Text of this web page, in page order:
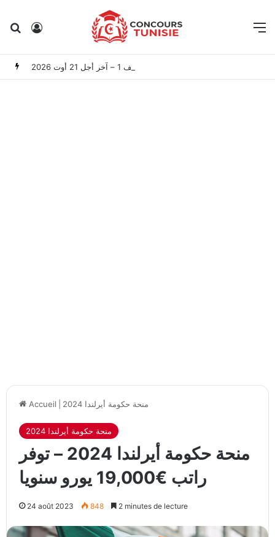
Rechercher
Accueil منحة حكومة أيرلندا 2024
منحة حكومة أيرلندا 2024
منحة حكومة أيرلندا 2024 – توفر
راتب €19,000 يورو سنويا
24 août 2023 848 2 minutes de lecture